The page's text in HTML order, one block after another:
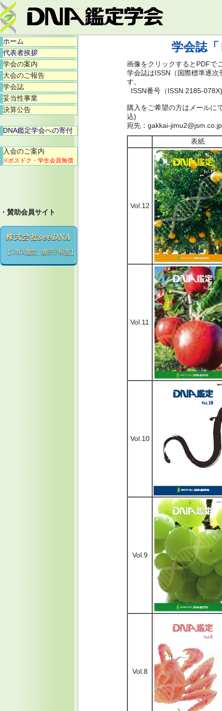
ホーム
代表者挨拶
学会の案内
大会のご報告
学会誌
妥当性事業
決算公告
DNA鑑定学会への寄付
入会のご案内
※ポスドク・学生会員無償
・賛助会員サイト
株式会社seeDNA
【DNA鑑定, 遺伝子検査】
学会誌
画像をクリックするとPDFで
学会誌はISSN（国際標準逐
す。
ISSN番号（ISSN 2185-078X)
購入をご希望の方はメール
込)
宛先：gakkai-jimu2@jsm.co.jp
表紙
Vol.12
Vol.11
Vol.10
Vol.9
Vol.8